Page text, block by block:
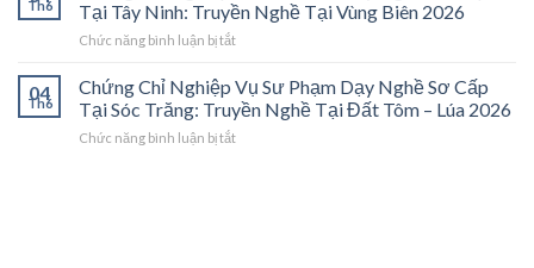
Cửa
Nghề
“Thầy
Nghề”
Ở
Trung
Tâm
Trà
Vinh
Bệ
Phóng
Cho
Thợ
Vụ
Sư
Dạy
Nghề
Sơ
Cấp
Th6
Tại Tây Ninh: Truyền Nghề Tại Vùng Biên 2026
Chức năng bình luận bị tắtở
Chỉ
Nghiệp
Vụ
Sư
04
Th6
Chứng Chỉ Nghiệp Vụ Sư Phạm Dạy Nghề Sơ Cấp
Tại Sóc Trăng: Truyền Nghề Tại Đất Tôm – Lúa 2026
Chức năng bình luận bị tắtở